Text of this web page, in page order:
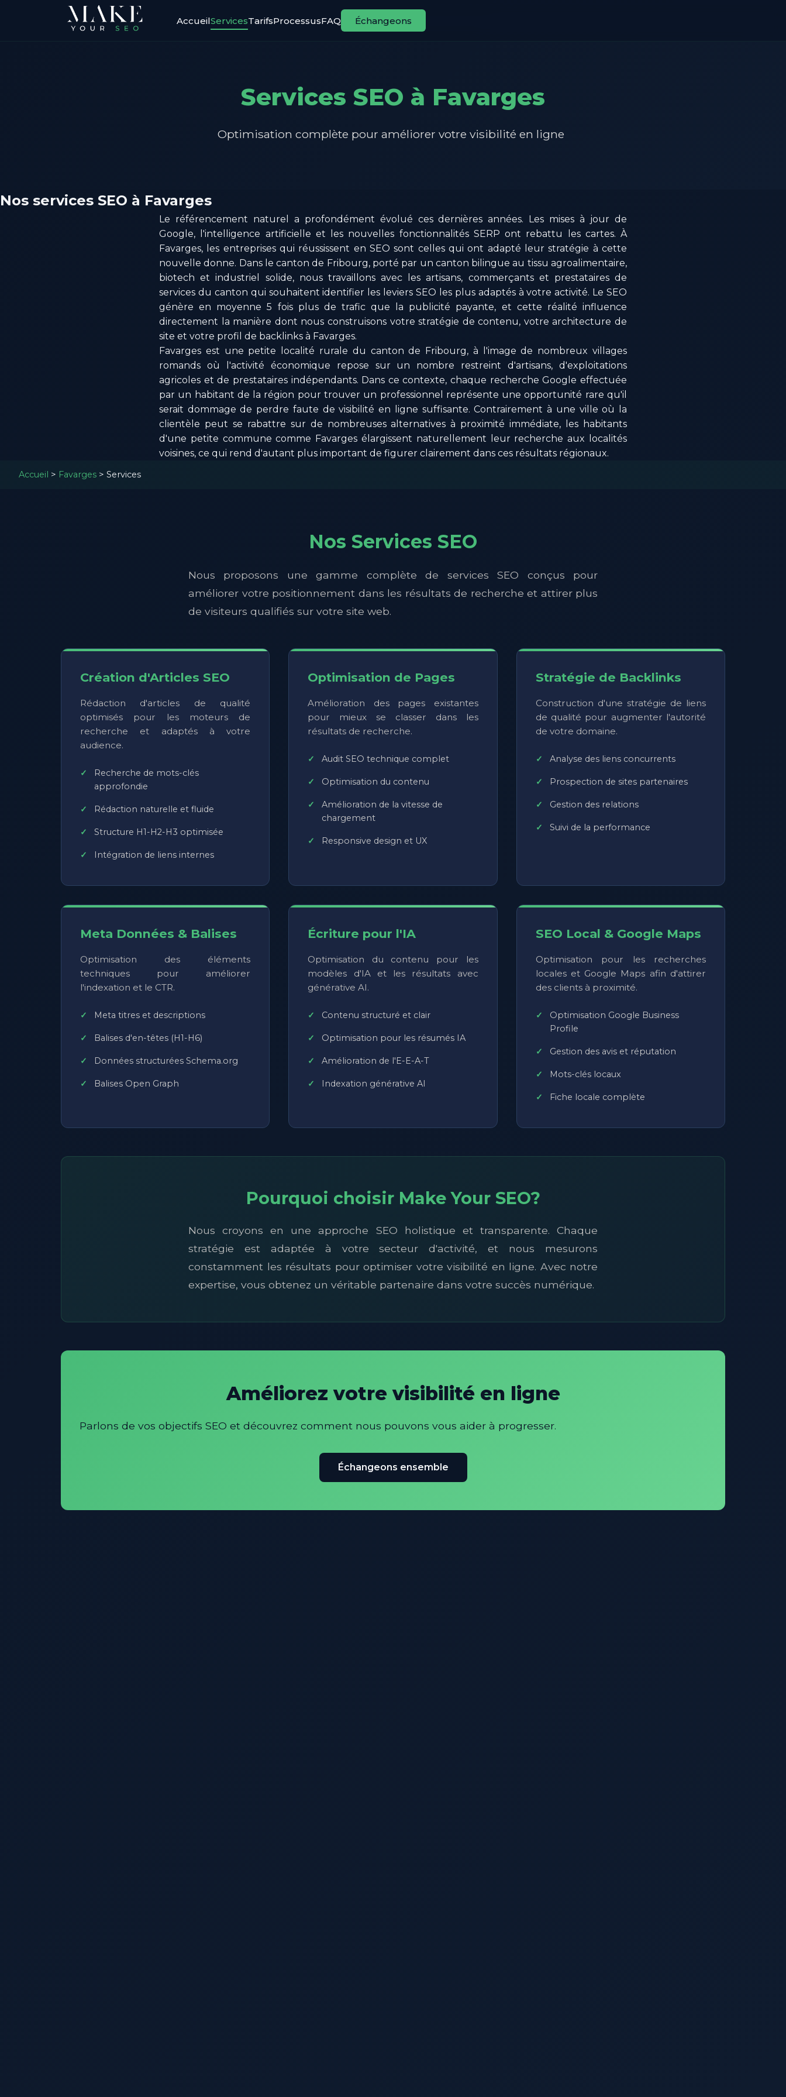
AccueilServicesTarifsProcessusFAQ Échangeons
Services SEO à Favarges
Optimisation complète pour améliorer votre visibilité en ligne
Nos services SEO à Favarges
Le référencement naturel a profondément évolué ces dernières années. Les mises à jour de
Google, l'intelligence artificielle et les nouvelles fonctionnalités SERP ont rebattu les cartes. À
Favarges, les entreprises qui réussissent en SEO sont celles qui ont adapté leur stratégie à cette
nouvelle donne. Dans le canton de Fribourg, porté par un canton bilingue au tissu agroalimentaire,
biotech et industriel solide, nous travaillons avec les artisans, commerçants et prestataires de
services du canton qui souhaitent identifier les leviers SEO les plus adaptés à votre activité. Le SEO
génère en moyenne 5 fois plus de trafic que la publicité payante, et cette réalité influence
directement la manière dont nous construisons votre stratégie de contenu, votre architecture de
site et votre profil de backlinks à Favarges.
Favarges est une petite localité rurale du canton de Fribourg, à l'image de nombreux villages
romands où l'activité économique repose sur un nombre restreint d'artisans, d'exploitations
agricoles et de prestataires indépendants. Dans ce contexte, chaque recherche Google effectuée
par un habitant de la région pour trouver un professionnel représente une opportunité rare qu'il
serait dommage de perdre faute de visibilité en ligne suffisante. Contrairement à une ville où la
clientèle peut se rabattre sur de nombreuses alternatives à proximité immédiate, les habitants
d'une petite commune comme Favarges élargissent naturellement leur recherche aux localités
voisines, ce qui rend d'autant plus important de figurer clairement dans ces résultats régionaux.
Accueil > Favarges > Services
Nos Services SEO
Nous proposons une gamme complète de services SEO conçus pour
améliorer votre positionnement dans les résultats de recherche et attirer plus
de visiteurs qualifiés sur votre site web.
Création d'Articles SEO
Rédaction d'articles de qualité
optimisés pour les moteurs de
recherche et adaptés à votre
audience.
Recherche de mots-clés
approfondie
Rédaction naturelle et fluide
Structure H1-H2-H3 optimisée
Intégration de liens internes
Optimisation de Pages
Amélioration des pages existantes
pour mieux se classer dans les
résultats de recherche.
Audit SEO technique complet
Optimisation du contenu
Amélioration de la vitesse de
chargement
Responsive design et UX
Stratégie de Backlinks
Construction d'une stratégie de liens
de qualité pour augmenter l'autorité
de votre domaine.
Analyse des liens concurrents
Prospection de sites partenaires
Gestion des relations
Suivi de la performance
Meta Données & Balises
Optimisation des éléments
techniques pour améliorer
l'indexation et le CTR.
Meta titres et descriptions
Balises d'en-têtes (H1-H6)
Données structurées Schema.org
Balises Open Graph
Écriture pour l'IA
Optimisation du contenu pour les
modèles d'IA et les résultats avec
générative AI.
Contenu structuré et clair
Optimisation pour les résumés IA
Amélioration de l'E-E-A-T
Indexation générative AI
SEO Local & Google Maps
Optimisation pour les recherches
locales et Google Maps afin d'attirer
des clients à proximité.
Optimisation Google Business
Profile
Gestion des avis et réputation
Mots-clés locaux
Fiche locale complète
Pourquoi choisir Make Your SEO?
Nous croyons en une approche SEO holistique et transparente. Chaque
stratégie est adaptée à votre secteur d'activité, et nous mesurons
constamment les résultats pour optimiser votre visibilité en ligne. Avec notre
expertise, vous obtenez un véritable partenaire dans votre succès numérique.
Améliorez votre visibilité en ligne
Parlons de vos objectifs SEO et découvrez comment nous pouvons vous aider à progresser.
Échangeons ensemble